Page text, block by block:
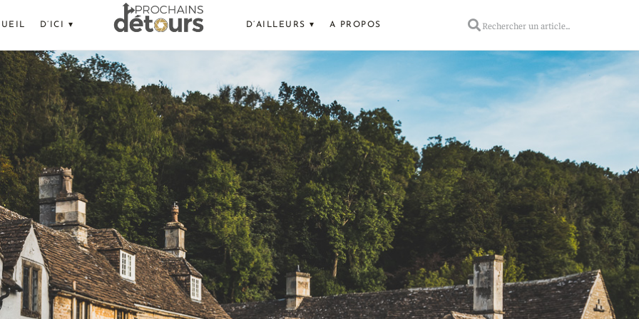
D’ICI ▾ D’AILLEURS ▾ A PROPOS